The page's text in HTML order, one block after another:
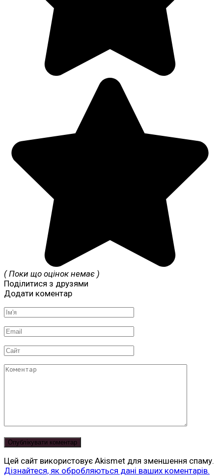
( Поки що оцінок немає )
Поділитися з друзями
Додати коментар
Ім'я
*
Email
*
Сайт
Коментар
Цей сайт використовує Akismet для зменшення спаму.
Дізнайтеся, як обробляються дані ваших коментарів.